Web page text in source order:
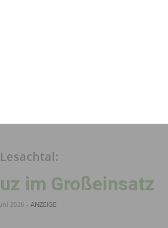
im Großeinsatz
2026 - ANZEIGE